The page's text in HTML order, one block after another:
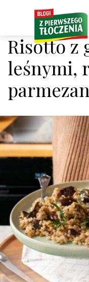
Risotto z
leśnymi,